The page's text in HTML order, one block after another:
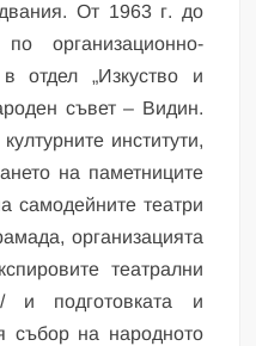
От 1963 г. до
организационно-
отдел „Изкуство и
съвет – Видин.
институти,
на паметниците
самодейните театри
организацията
театрални
подготовката и
събор на народното